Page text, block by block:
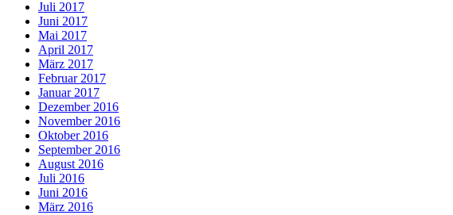
Juli 2017
Juni 2017
Mai 2017
April 2017
März 2017
Februar 2017
Januar 2017
Dezember 2016
November 2016
Oktober 2016
September 2016
August 2016
Juli 2016
Juni 2016
März 2016